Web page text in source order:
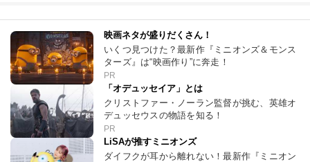
映画ネタが盛りだくさん！
いくつ見つけた？最新作『ミニオンズ＆モンス
ターズ』は“映画作り”に奔走！
PR
「オデュッセイア」とは
クリストファー・ノーラン監督が挑む、英雄オ
デュッセウスの物語を知る！
PR
LiSAが推すミニオンズ
ダイフクが耳から離れない！最新作『ミニオン